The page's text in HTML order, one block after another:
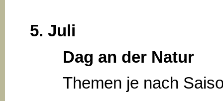
5. Juli
Dag an der Natur
Themen je nach